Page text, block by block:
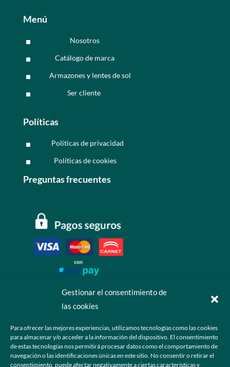
Gestionar el consentimiento de
las cookies
Para ofrecer las mejores experiencias, utilizamos tecnologías como las cookies
para almacenar y/o acceder a la información del dispositivo. El consentimiento
de estas tecnologías nos permitirá procesar datos como el comportamiento de
navegación o las identificaciones únicas en este sitio. No consentir o retirar el
consentimiento, puede afectar negativamente a ciertas características y
Menú
^ Nosotros
^ Catálogo de marca
^ Armazones y lentes de sol
^ Ser cliente
Políticas
^ Politicas de privacidad
^ Políticas de cookies
Preguntas frecuentes
 +52 55 6173 7725 (Ventas)
 hola@grupo-omk.com